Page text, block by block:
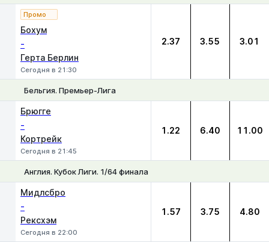
Промо
Бохум
-
Герта Берлин
Сегодня в 21:30
2.37 3.55 3.01
Бельгия. Премьер-Лига
Брюгге
-
Кортрейк
Сегодня в 21:45
1.22 6.40 11.00
Англия. Кубок Лиги. 1/64 финала
Мидлсбро
-
Рексхэм
Сегодня в 22:00
1.57 3.75 4.80